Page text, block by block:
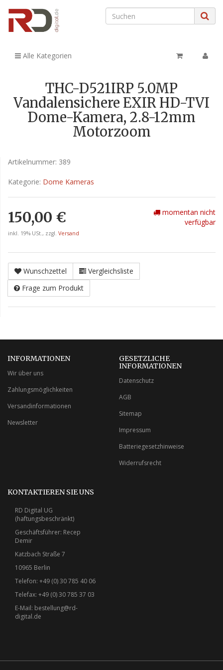
Alle Kategorien
THC-D521IRP 5.0MP
Vandalensichere EXIR HD-TVI
Dome-Kamera, 2.8-12mm
Motorzoom
Artikelnummer: 389
Kategorie: Dome Kameras
150,00 €
inkl. 19% USt., zzgl. Versand
momentan nicht
verfügbar
Wunschzettel
Vergleichsliste
Frage zum Produkt
INFORMATIONEN
Wir über uns
Zahlungsmöglichkeiten
Versandinformationen
Newsletter
GESETZLICHE
INFORMATIONEN
Datenschutz
AGB
Sitemap
Impressum
Batteriegesetzhinweise
Widerrufsrecht
KONTAKTIEREN SIE UNS
RD Digital UG
(haftungsbeschränkt)
Geschäftsführer: Recep
Demir
Katzbach Straße 7
10965 Berlin
Telefon: +49 (0) 30 785 40 06
Telefax: +49 (0) 30 785 37 03
E-Mail: bestellung@rd-
digital.de